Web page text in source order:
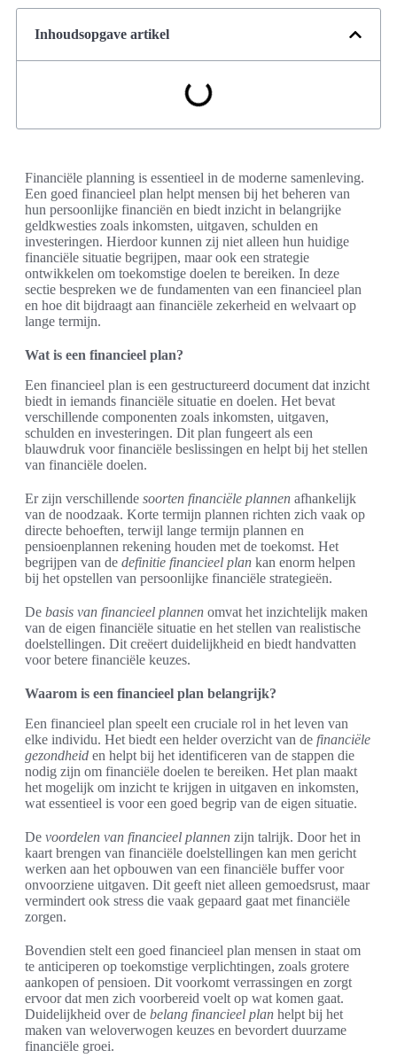
Inhoudsopgave artikel
Financiële planning is essentieel in de moderne samenleving.
Een goed financieel plan helpt mensen bij het beheren van
hun persoonlijke financiën en biedt inzicht in belangrijke
geldkwesties zoals inkomsten, uitgaven, schulden en
investeringen. Hierdoor kunnen zij niet alleen hun huidige
financiële situatie begrijpen, maar ook een strategie
ontwikkelen om toekomstige doelen te bereiken. In deze
sectie bespreken we de fundamenten van een financieel plan
en hoe dit bijdraagt aan financiële zekerheid en welvaart op
lange termijn.
Wat is een financieel plan?
Een financieel plan is een gestructureerd document dat inzicht
biedt in iemands financiële situatie en doelen. Het bevat
verschillende componenten zoals inkomsten, uitgaven,
schulden en investeringen. Dit plan fungeert als een
blauwdruk voor financiële beslissingen en helpt bij het stellen
van financiële doelen.
Er zijn verschillende soorten financiële plannen afhankelijk
van de noodzaak. Korte termijn plannen richten zich vaak op
directe behoeften, terwijl lange termijn plannen en
pensioenplannen rekening houden met de toekomst. Het
begrijpen van de definitie financieel plan kan enorm helpen
bij het opstellen van persoonlijke financiële strategieën.
De basis van financieel plannen omvat het inzichtelijk maken
van de eigen financiële situatie en het stellen van realistische
doelstellingen. Dit creëert duidelijkheid en biedt handvatten
voor betere financiële keuzes.
Waarom is een financieel plan belangrijk?
Een financieel plan speelt een cruciale rol in het leven van
elke individu. Het biedt een helder overzicht van de financiële
gezondheid en helpt bij het identificeren van de stappen die
nodig zijn om financiële doelen te bereiken. Het plan maakt
het mogelijk om inzicht te krijgen in uitgaven en inkomsten,
wat essentieel is voor een goed begrip van de eigen situatie.
De voordelen van financieel plannen zijn talrijk. Door het in
kaart brengen van financiële doelstellingen kan men gericht
werken aan het opbouwen van een financiële buffer voor
onvoorziene uitgaven. Dit geeft niet alleen gemoedsrust, maar
vermindert ook stress die vaak gepaard gaat met financiële
zorgen.
Bovendien stelt een goed financieel plan mensen in staat om
te anticiperen op toekomstige verplichtingen, zoals grotere
aankopen of pensioen. Dit voorkomt verrassingen en zorgt
ervoor dat men zich voorbereid voelt op wat komen gaat.
Duidelijkheid over de belang financieel plan helpt bij het
maken van weloverwogen keuzes en bevordert duurzame
financiële groei.